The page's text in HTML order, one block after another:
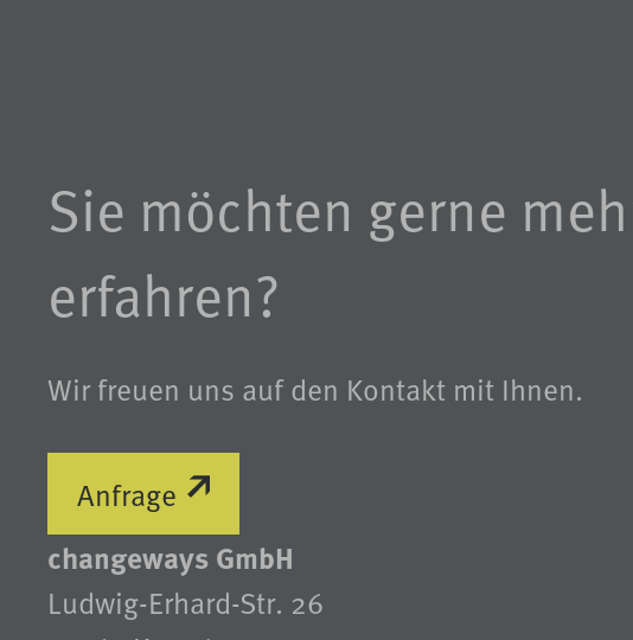
Sie möchten gerne
erfahren?
Wir freuen uns auf den Kontakt mit Ihnen.
Anfrage
changeways GmbH
Ludwig-Erhard-Str. 26